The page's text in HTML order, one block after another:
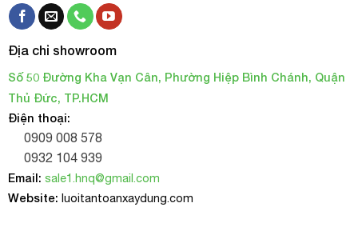
Lưới bao che Hàn Quốc màu Blue
Địa chỉ showroom
Số 50 Đường Kha Vạn Cân, Phường Hiệp Bình Chánh, Quận
Thủ Đức, TP.HCM
Điện thoại:
0909 008 578
0932 104 939
Email: sale1.hnq@gmail.com
Website: luoitantoanxaydung.com